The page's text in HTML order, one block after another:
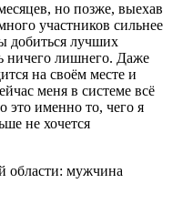
но позже, выехав
участников сильнее
добиться лучших
ничего лишнего. Даже
на своём месте и
меня в системе всё
это именно то, чего я
не хочется